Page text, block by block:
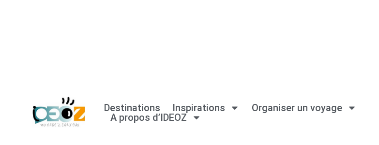
Destinations Inspirations
Organiser un voyage
A propos d’IDEOZ